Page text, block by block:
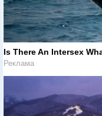
Is There An Intersex
Реклама